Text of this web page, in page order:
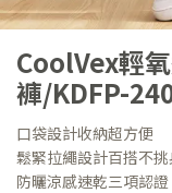
CoolVex輕
褲/KDFP-
口袋設計收納超方便
鬆緊拉繩設計百搭不挑
防曬涼感速乾三項認證